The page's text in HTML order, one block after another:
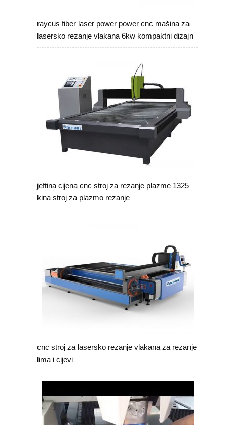
raycus fiber laser power power cnc mašina za
lasersko rezanje vlakana 6kw kompaktni dizajn
jeftina cijena cnc stroj za rezanje plazme 1325
kina stroj za plazmo rezanje
cnc stroj za lasersko rezanje vlakana za rezanje
lima i cijevi